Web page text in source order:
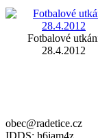
Fotbalové
28.4.2012
obec@radetice.cz